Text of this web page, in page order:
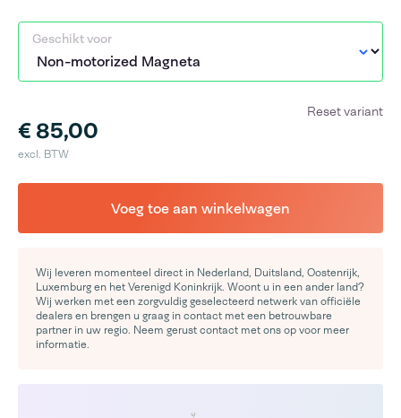
Geschikt voor
€ 85,00
excl. BTW
Reset variant
Voeg toe aan winkelwagen
Wij leveren momenteel direct in Nederland, Duitsland, Oostenrijk,
Luxemburg en het Verenigd Koninkrijk. Woont u in een ander land?
Wij werken met een zorgvuldig geselecteerd netwerk van officiële
dealers en brengen u graag in contact met een betrouwbare
partner in uw regio. Neem gerust contact met ons op voor meer
informatie.